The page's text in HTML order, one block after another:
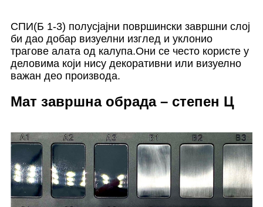
СПИ(Б 1-3) полусјајни површински завршни слој
би дао добар визуелни изглед и уклонио
трагове алата од калупа.Они се често користе у
деловима који нису декоративни или визуелно
важан део производа.
Мат завршна обрада – степен Ц